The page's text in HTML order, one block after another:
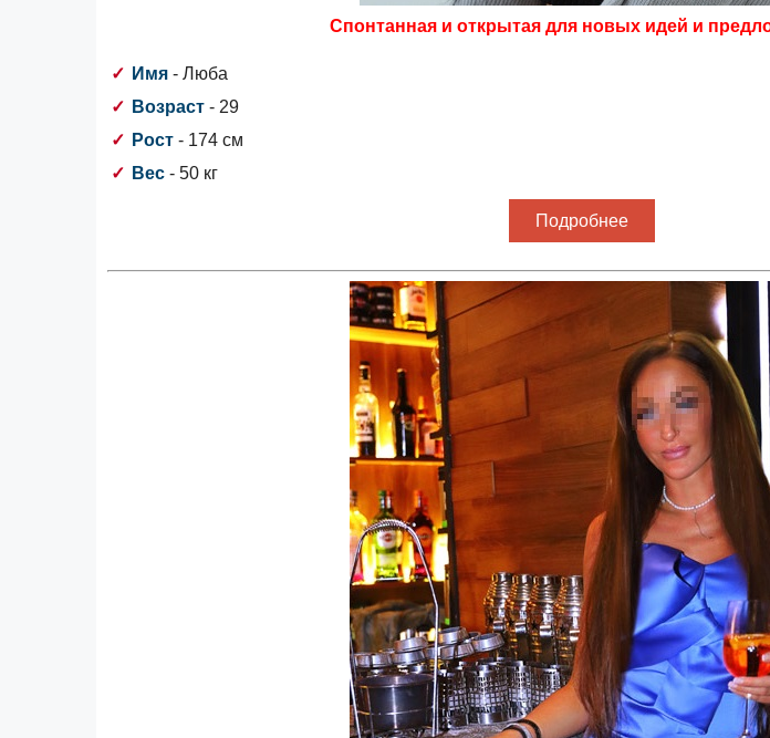
Спонтанная и открытая для новых идей и
Имя - Люба
Возраст - 29
Рост - 174 см
Вес - 50 кг
Подробнее